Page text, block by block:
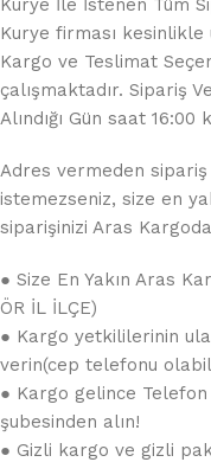
Kurye İle İstenen Tüm
Kurye firması kesinlikle
Kargo ve Teslimat
çalışmaktadır. Sipariş
Alındığı Gün saat
Adres vermeden
istemezseniz, size en
siparişinizi Aras
● Size En Yakın Aras
ÖR İL İLÇE)
● Kargo yetkililerinin
verin(cep telefonu
● Kargo gelince
şubesinden alın!
● Gizli kargo ve gizli